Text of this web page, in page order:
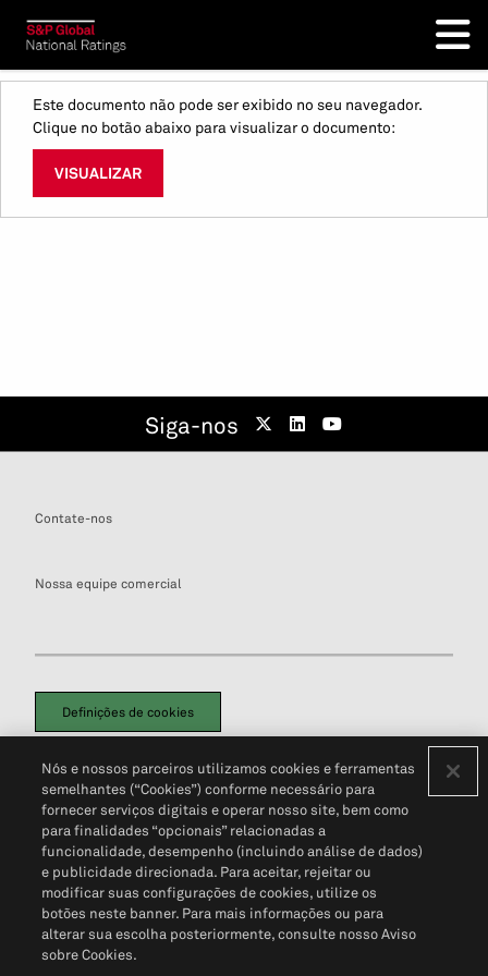
Este documento não pode ser exibido no seu navegador.
Clique no botão abaixo para visualizar o documento:
VISUALIZAR
Siga-nos
Contate-nos
Nossa equipe comercial
Definições de cookies
Política de PrivacidadePortal de privacidade do cliente (em inglês)
Não Venda Minhas Informações Pessoais© 2026 S&P Global
Nós e nossos parceiros utilizamos cookies e ferramentas
semelhantes (“Cookies”) conforme necessário para
fornecer serviços digitais e operar nosso site, bem como
para finalidades “opcionais” relacionadas a
funcionalidade, desempenho (incluindo análise de dados)
e publicidade direcionada. Para aceitar, rejeitar ou
modificar suas configurações de cookies, utilize os
botões neste banner. Para mais informações ou para
alterar sua escolha posteriormente, consulte nosso Aviso
sobre Cookies.